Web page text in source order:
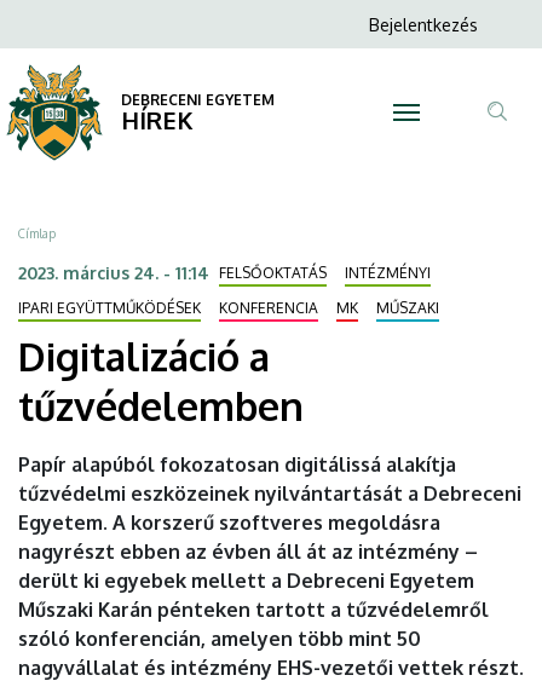
tűzvédelemben
DEBRECENI
EGYETEM
a
tartalomra
Anonim
menüje
Bejelentkezés
DEBRECENI EGYETEM
HÍREK
Morzsa
Címlap
2023. március 24. - 11:14 FELSŐOKTATÁS
INTÉZMÉNYI
IPARI EGYÜTTMŰKÖDÉSEK
KONFERENCIA MK MŰSZAKI
Digitalizáció a
tűzvédelemben
Papír alapúból fokozatosan digitálissá alakítja
tűzvédelmi eszközeinek nyilvántartását a Debreceni
Egyetem. A korszerű szoftveres megoldásra
nagyrészt ebben az évben áll át az intézmény –
derült ki egyebek mellett a Debreceni Egyetem
Műszaki Karán pénteken tartott a tűzvédelemről
szóló konferencián, amelyen több mint 50
nagyvállalat és intézmény EHS-vezetői vettek részt.